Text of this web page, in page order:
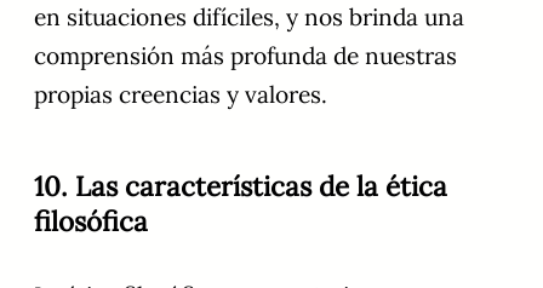
en situaciones difíciles, y nos brinda una
comprensión más profunda de nuestras
propias creencias y valores.
10. Las características de la ética
filosófica